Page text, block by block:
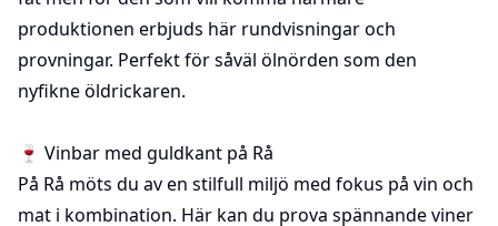
produktionen erbjuds här rundvisningar och
provningar. Perfekt för såväl ölnörden som den
nyfikne öldrickaren.
🍷 Vinbar med guldkant på Rå
På Rå möts du av en stilfull miljö med fokus på vin och
mat i kombination. Här kan du prova spännande viner